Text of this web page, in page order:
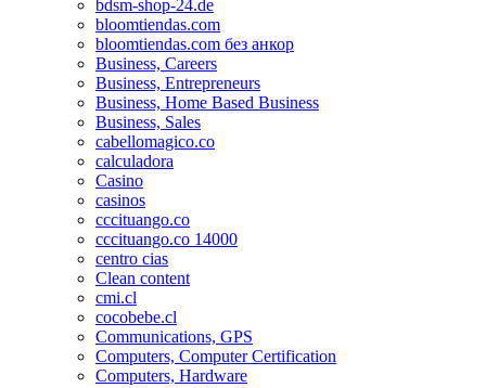
bdsm-shop-24.de
bloomtiendas.com
bloomtiendas.com без анкор
Business, Careers
Business, Entrepreneurs
Business, Home Based Business
Business, Sales
cabellomagico.co
calculadora
Casino
casinos
cccituango.co
cccituango.co 14000
centro cias
Clean content
cmi.cl
cocobebe.cl
Communications, GPS
Computers, Computer Certification
Computers, Hardware